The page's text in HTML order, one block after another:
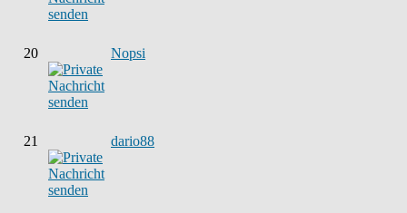
20 Nopsi
21 dario88